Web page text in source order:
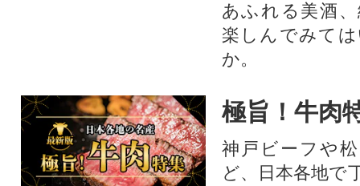
あふれる美酒
楽しんでみて
か。
極旨！牛肉
神戸ビーフや
ど、日本各地で